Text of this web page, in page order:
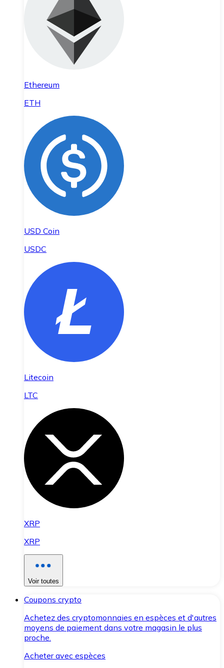
Ethereum
ETH
USD Coin
USDC
Litecoin
LTC
XRP
XRP
Voir toutes
Coupons crypto
Achetez des cryptomonnaies en espèces et d'autres
moyens de paiement dans votre magasin le plus
proche.
Acheter avec espèces